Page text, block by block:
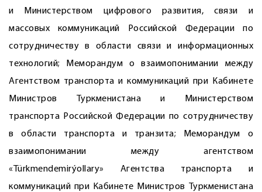
и Министерством цифрового развития, связи и
массовых коммуникаций Российской Федерации по
сотрудничеству в области связи и информационных
технологий; Меморандум о взаимопонимании между
Агентством транспорта и коммуникаций при Кабинете
Министров Туркменистана и Министерством
транспорта Российской Федерации по сотрудничеству
в области транспорта и транзита; Меморандум о
взаимопонимании между агентством
«Türkmendemirýollary» Агентства транспорта и
коммуникаций при Кабинете Министров Туркменистана